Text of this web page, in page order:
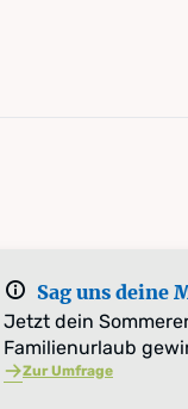
Sag uns deine
Jetzt dein
Familienurlaub
Zur Umfrage